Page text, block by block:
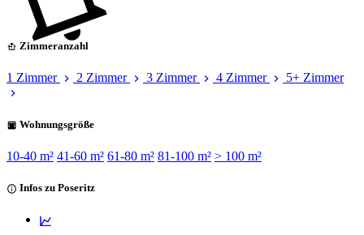
Zimmeranzahl
1 Zimmer 2 Zimmer 3 Zimmer 4 Zimmer 5+ Zimmer
Wohnungsgröße
10-40 m² 41-60 m² 61-80 m² 81-100 m² > 100 m²
Infos zu Poseritz